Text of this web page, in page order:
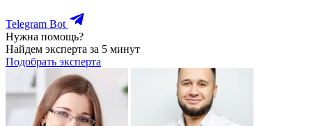
Telegram Bot
Нужна помощь?
Найдем эксперта за 5 минут
Подобрать эксперта